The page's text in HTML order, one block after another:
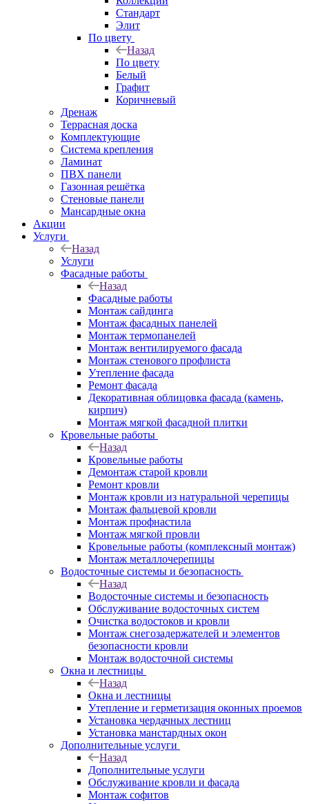
Стандарт
Элит
По цвету
Назад
По цвету
Белый
Графит
Коричневый
Дренаж
Террасная доска
Комплектующие
Система крепления
Ламинат
ПВХ панели
Газонная решётка
Стеновые панели
Мансардные окна
Акции
Услуги
Назад
Услуги
Фасадные работы
Назад
Фасадные работы
Монтаж сайдинга
Монтаж фасадных панелей
Монтаж термопанелей
Монтаж вентилируемого фасада
Монтаж стенового профлиста
Утепление фасада
Ремонт фасада
Декоративная облицовка фасада (камень,
кирпич)
Монтаж мягкой фасадной плитки
Кровельные работы
Назад
Кровельные работы
Демонтаж старой кровли
Ремонт кровли
Монтаж кровли из натуральной черепицы
Монтаж фальцевой кровли
Монтаж профнастила
Монтаж мягкой провли
Кровельные работы (комплексный монтаж)
Монтаж металлочерепицы
Водосточные системы и безопасность
Назад
Водосточные системы и безопасность
Обслуживание водосточных систем
Очистка водостоков и кровли
Монтаж снегозадержателей и элементов
безопасности кровли
Монтаж водосточной системы
Окна и лестницы
Назад
Окна и лестницы
Утепление и герметизация оконных проемов
Установка чердачных лестниц
Установка манстардных окон
Дополнительные услуги
Назад
Дополнительные услуги
Обслуживание кровли и фасада
Монтаж софитов